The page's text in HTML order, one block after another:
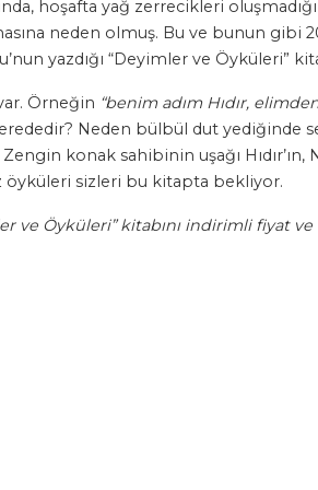
hoşafta yağ zerrecikleri
neden olmuş. Bu ve bunun gibi
yazdığı “Deyimler ve Öyküleri”
Örneğin “benim adım Hıdır,
Neden bülbül dut yediğinde
konak sahibinin uşağı
öyküleri sizleri bu kitapta bekliyor.
ve Öyküleri” kitabını indirimli fiyat